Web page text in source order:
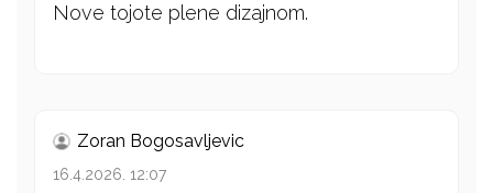
Nove tojote plene dizajnom.
Zoran Bogosavljevic
16.4.2026. 12:07